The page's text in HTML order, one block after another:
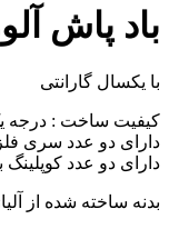
باد پاش
با یکسال گارانتی
کیفیت ساخت : درجه
دارای دو عدد سری
دارای دو عدد
بدنه ساخته شده از آلیاژ